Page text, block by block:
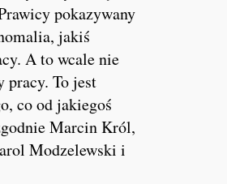
pokazywany
jakiś
A to wcale nie
pracy. To jest
co od jakiegoś
Marcin Król,
Modzelewski i